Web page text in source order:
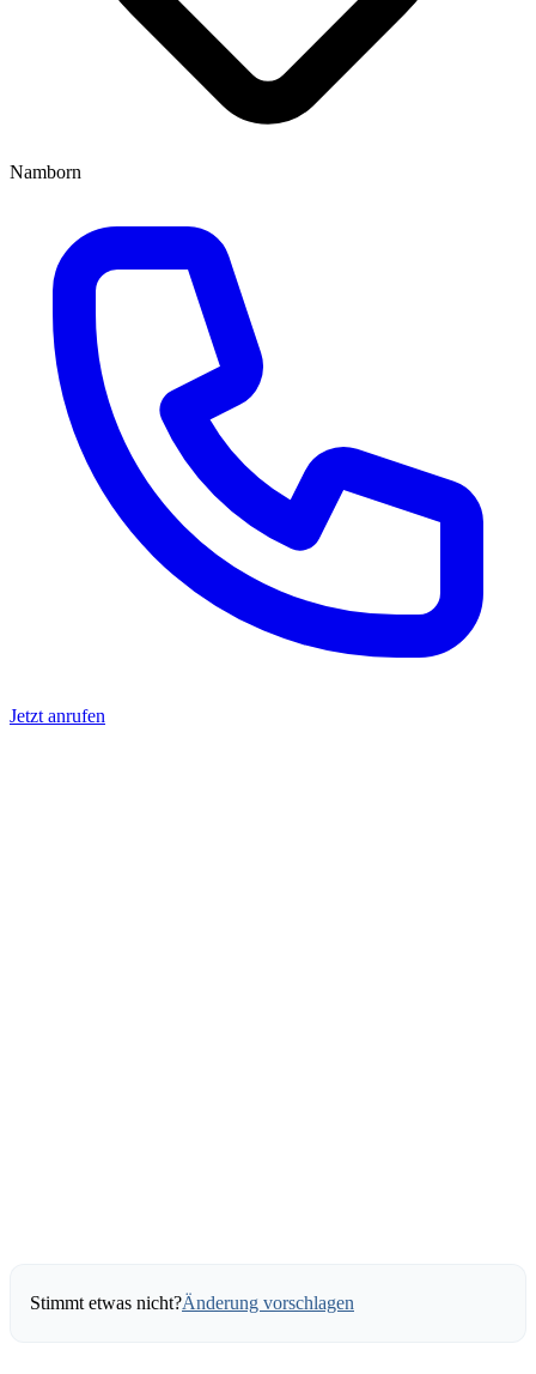
Namborn
Jetzt anrufen
Stimmt etwas nicht?Änderung vorschlagen